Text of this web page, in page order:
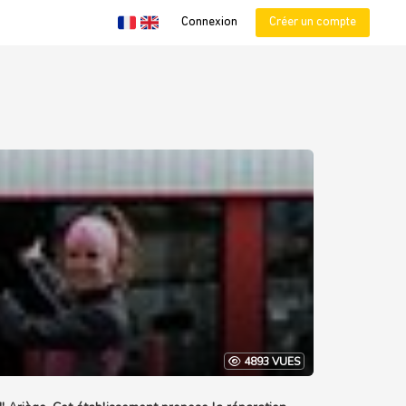
Connexion Créer un compte
4893 VUES